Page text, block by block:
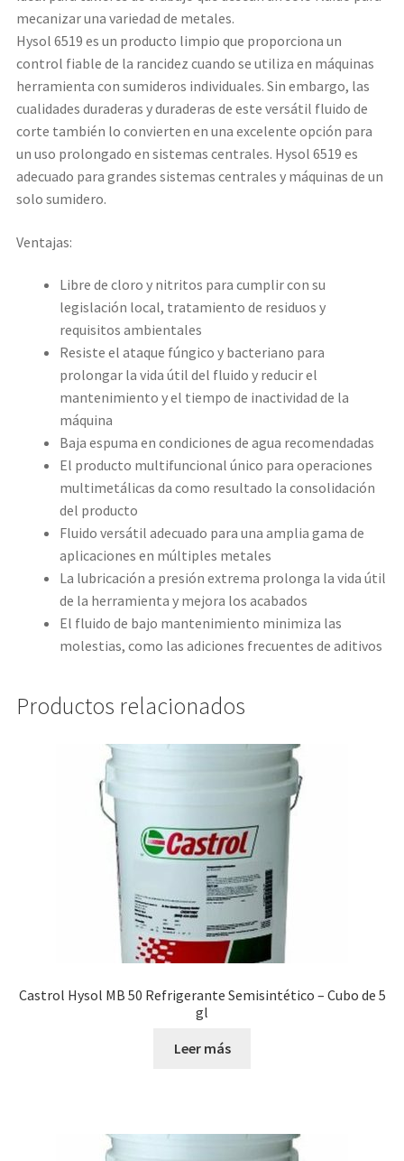
mecanizar una variedad de metales.
Hysol 6519 es un producto limpio que proporciona un
control fiable de la rancidez cuando se utiliza en máquinas
herramienta con sumideros individuales. Sin embargo, las
cualidades duraderas y duraderas de este versátil fluido de
corte también lo convierten en una excelente opción para
un uso prolongado en sistemas centrales. Hysol 6519 es
adecuado para grandes sistemas centrales y máquinas de un
solo sumidero.
Ventajas:
Libre de cloro y nitritos para cumplir con su
legislación local, tratamiento de residuos y
requisitos ambientales
Resiste el ataque fúngico y bacteriano para
prolongar la vida útil del fluido y reducir el
mantenimiento y el tiempo de inactividad de la
máquina
Baja espuma en condiciones de agua recomendadas
El producto multifuncional único para operaciones
multimetálicas da como resultado la consolidación
del producto
Fluido versátil adecuado para una amplia gama de
aplicaciones en múltiples metales
La lubricación a presión extrema prolonga la vida útil
de la herramienta y mejora los acabados
El fluido de bajo mantenimiento minimiza las
molestias, como las adiciones frecuentes de aditivos
Productos relacionados
Castrol Hysol MB 50 Refrigerante Semisintético – Cubo de 5
gl
Leer más